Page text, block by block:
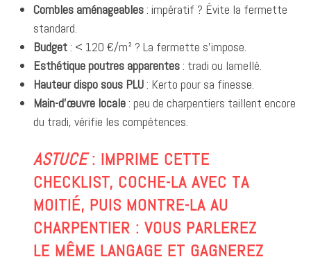
Combles aménageables: impératif ? Évite la fermette
standard.
Budget: < 120 €/m² ? La fermette s’impose.
Esthétique poutres apparentes: tradi ou lamellé.
Hauteur dispo sous PLU: Kerto pour sa finesse.
Main-d’œuvre locale: peu de charpentiers taillent encore
du tradi, vérifie les compétences.
ASTUCE: IMPRIME CETTE
CHECKLIST, COCHE-LA AVEC TA
MOITIÉ, PUIS MONTRE-LA AU
CHARPENTIER : VOUS PARLEREZ
LE MÊME LANGAGE ET GAGNEREZ